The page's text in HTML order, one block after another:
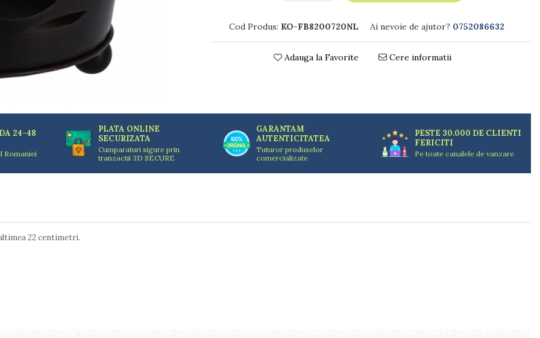
Cod Produs: KO-FB8200720NL Ai nevoie de ajutor? 0752086632
Adauga la Favorite Cere informatii
24-48
Romaniei
PLATA ONLINE
SECURIZATA
Cumparaturi sigure prin
tranzactii 3D SECURE
GARANTAM
AUTENTICITATEA
Tuturor produselor
comercializate
PESTE 30.000 DE CLIENTI
FERICITI
Pe toate canalele de vanzare
22 centimetri.